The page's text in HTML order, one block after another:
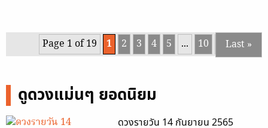
Page 1 of 19 1 2 3 4 5 ... 10 Last »
ดูดวงแม่นๆ ยอดนิยม
ดวงรายวัน 14 กันยายน 2565